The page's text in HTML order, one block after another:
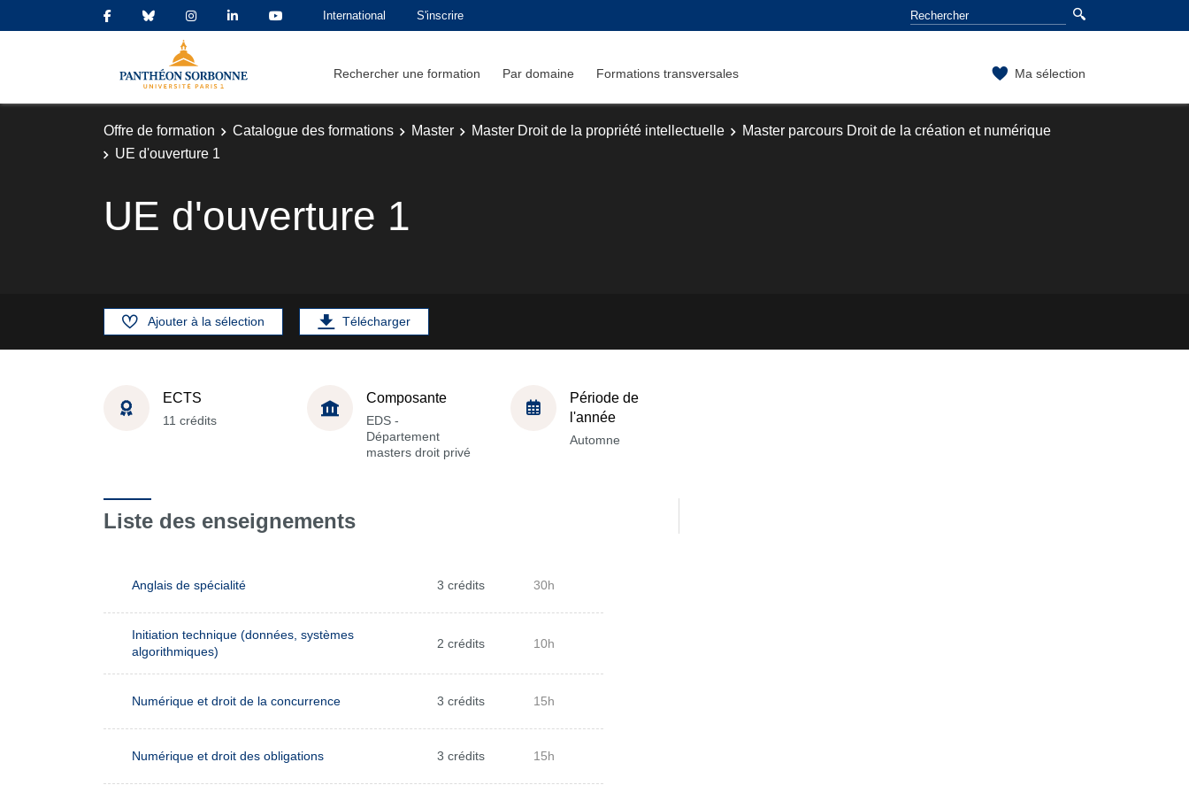
International S'inscrire
Rechercher une formation Par domaine Formations transversales Ma sélection
Offre de formation Catalogue des formations Master Master Droit de la propriété intellectuelle
Master parcours Droit de la création et numérique
UE d'ouverture 1
UE d'ouverture 1
Ajouter à la sélection Télécharger
ECTS
11 crédits
Composante
EDS -
Département
masters droit privé
Période de
l'année
Automne
Liste des enseignements
Anglais de spécialité 3 crédits 30h
Initiation technique (données, systèmes
algorithmiques)
2 crédits 10h
Numérique et droit de la concurrence 3 crédits 15h
Numérique et droit des obligations 3 crédits 15h